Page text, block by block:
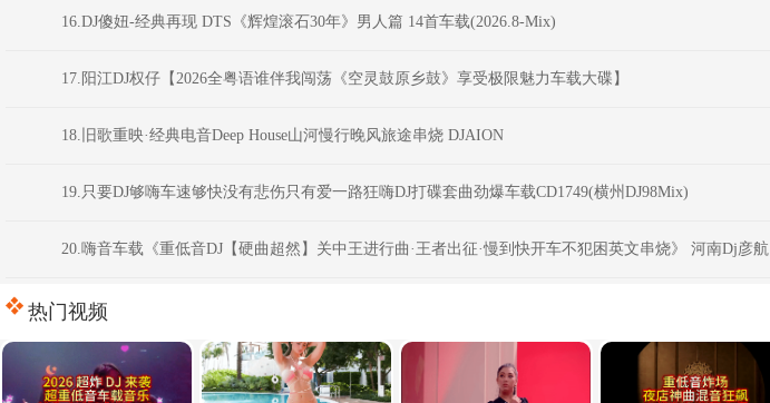
16.DJ傻妞-经典再现 DTS《辉煌滚石30年》男人篇 14首车载(2026.8-Mix)
17.阳江DJ权仔【2026全粤语谁伴我闯荡《空灵鼓原乡鼓》享受极限魅力车载大碟】
18.旧歌重映·经典电音Deep House山河慢行晚风旅途串烧 DJAION
19.只要DJ够嗨车速够快没有悲伤只有爱一路狂嗨DJ打碟套曲劲爆车载CD1749(横州DJ98Mix)
20.嗨音车载《重低音DJ【硬曲超然】关中王进行曲·王者出征·慢到快开车不犯困英文串烧》 河南Dj彦航
热门视频